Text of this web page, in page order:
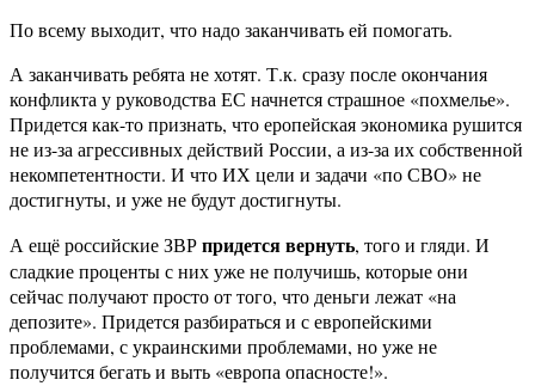
По всему выходит, что надо заканчивать ей помогать.
А заканчивать ребята не хотят. Т.к. сразу после окончания
конфликта у руководства ЕС начнется страшное «похмелье».
Придется как-то признать, что еропейская экономика рушится
не из-за агрессивных действий России, а из-за их собственной
некомпетентности. И что ИХ цели и задачи «по СВО» не
достигнуты, и уже не будут достигнуты.
А ещё российские ЗВРпридется вернуть, того и гляди. И
сладкие проценты с них уже не получишь, которые они
сейчас получают просто от того, что деньги лежат «на
депозите». Придется разбираться и с европейскими
проблемами, с украинскими проблемами, но уже не
получится бегать и выть «европа опасносте!».